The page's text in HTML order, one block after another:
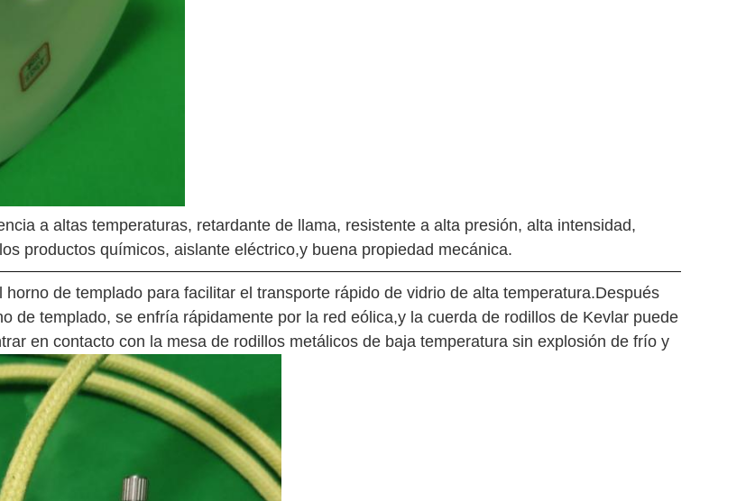
a altas temperaturas, retardante de llama, resistente a alta presión, alta intensidad,
productos químicos, aislante eléctrico,y buena propiedad mecánica.
de templado para facilitar el transporte rápido de vidrio de alta temperatura.Después
de templado, se enfría rápidamente por la red eólica,y la cuerda de rodillos de Kevlar puede
en contacto con la mesa de rodillos metálicos de baja temperatura sin explosión de frío y